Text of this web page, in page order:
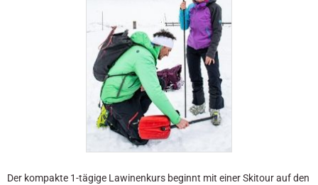
Der kompakte 1-tägige Lawinenkurs beginnt mit einer Skitour auf den